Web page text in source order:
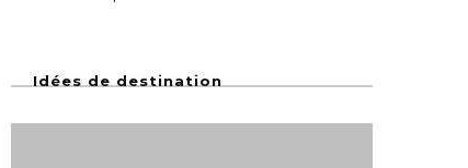
Idées de destination